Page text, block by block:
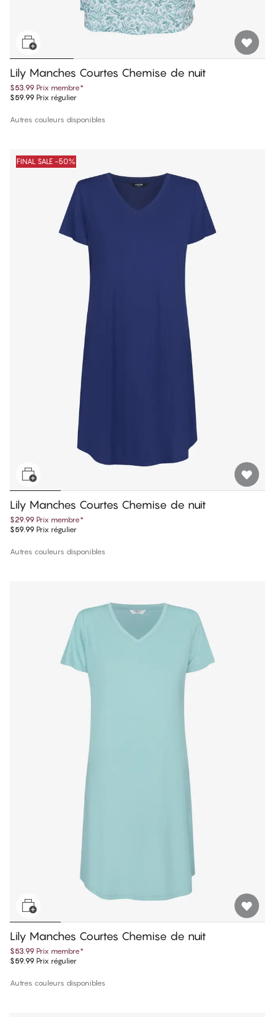
Lily Manches Courtes Chemise de nuit
$53.99 Prix membre*
$59.99 Prix régulier
Autres couleurs disponibles
FINAL SALE -50%
Lily Manches Courtes Chemise de nuit
$29.99 Prix membre*
$59.99 Prix régulier
Autres couleurs disponibles
Lily Manches Courtes Chemise de nuit
$53.99 Prix membre*
$59.99 Prix régulier
Autres couleurs disponibles